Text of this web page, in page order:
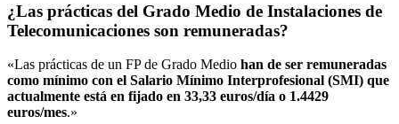
¿Las prácticas del Grado Medio de Instalaciones de
Telecomunicaciones son remuneradas?
«Las prácticas de un FP de Grado Medio han de ser remuneradas
como mínimo con el Salario Mínimo Interprofesional (SMI) que
actualmente está en fijado en 33,33 euros/día o 1.4429
euros/mes.»